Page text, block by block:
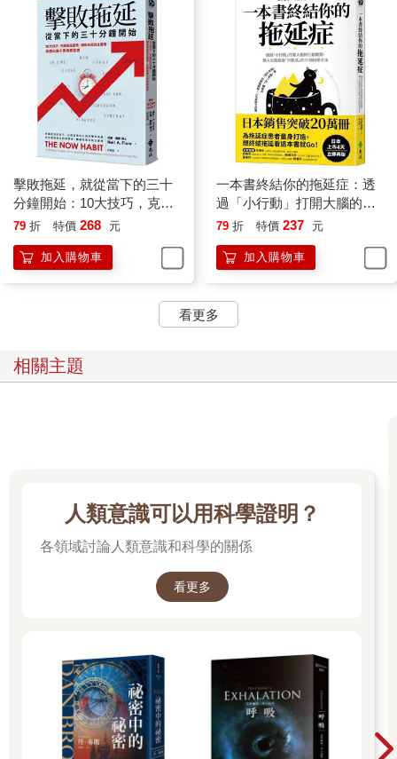
擊敗拖延，就從當下的三十
分鐘開始：10大技巧，克服
拖延習慣，轉變為高效生產
79 折 特價 268 元
加入購物車
一本書終結你的拖延症：透
過「小行動」打開大腦的行
動開關，懶人也能變身「行
79 折 特價 237 元
加入購物車
看更多
相關主題
人類意識可以用科學證明？
各領域討論人類意識和科學的關係
看更多